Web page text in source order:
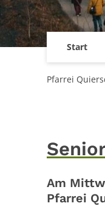
Start
Pfarrei
Am
Pfarrei